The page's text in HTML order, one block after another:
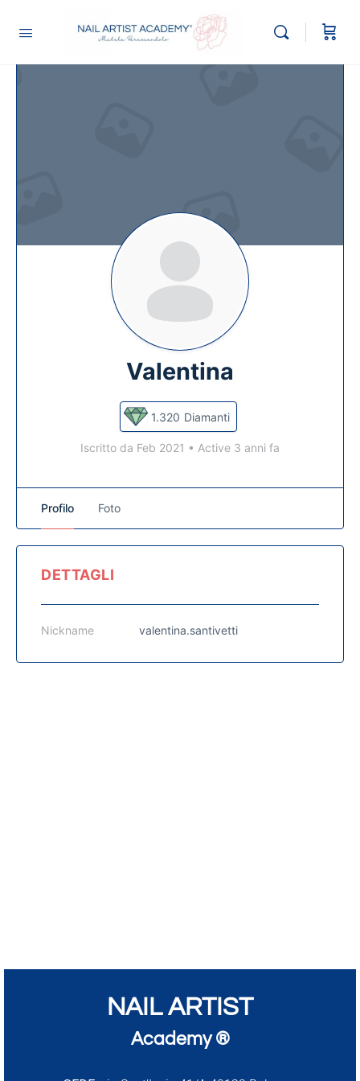
Valentina
1.320 Diamanti
Iscritto da Feb 2021 • Active 3 anni fa
Profilo Foto
DETTAGLI
Nickname valentina.santivetti
NAIL ARTIST
Academy ®